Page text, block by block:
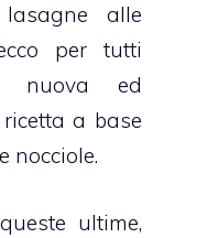
alle
per tutti
nuova ed
a base
nocciole.
ultime,